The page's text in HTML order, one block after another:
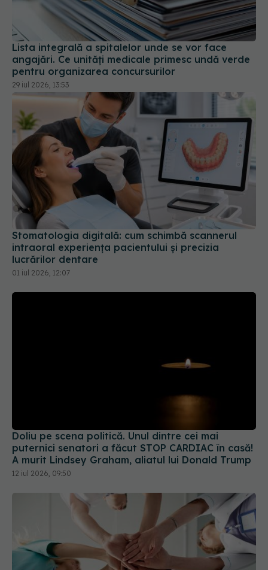
Lista integrală a spitalelor unde se vor face
angajări. Ce unități medicale primesc undă verde
pentru organizarea concursurilor
29 iul 2026, 13:53
Stomatologia digitală: cum schimbă scannerul
intraoral experiența pacientului și precizia
lucrărilor dentare
01 iul 2026, 12:07
Doliu pe scena politică. Unul dintre cei mai
puternici senatori a făcut STOP CARDIAC în casă!
A murit Lindsey Graham, aliatul lui Donald Trump
12 iul 2026, 09:50